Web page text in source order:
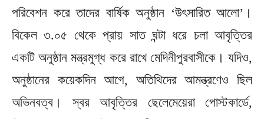
পরিবেশন করে তাদের বার্ষিক অনুষ্ঠান ‘উৎসারিত আলো’।
বিকেল ৩.০৫ থেকে প্রায় সাত ঘন্টা ধরে চলা আবৃত্তির
একটি অনুষ্ঠান মন্ত্রমুগ্ধ করে রাখে মেদিনীপুরবাসীকে। যদিও,
অনুষ্ঠানের কয়েকদিন আগে, অতিথিদের আমন্ত্রণেও ছিল
অভিনবত্ব। স্বর আবৃত্তির ছেলেমেয়েরা পোস্টকার্ডে,